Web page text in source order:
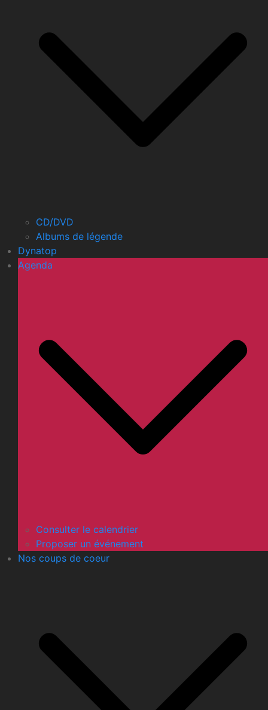
CD/DVD
Albums de légende
Dynatop
Agenda
Consulter le calendrier
Proposer un événement
Nos coups de coeur